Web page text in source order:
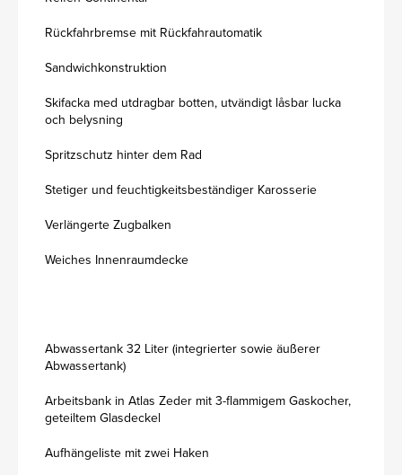
Rückfahrbremse mit Rückfahrautomatik
Sandwichkonstruktion
Skifacka med utdragbar botten, utvändigt låsbar lucka
och belysning
Spritzschutz hinter dem Rad
Stetiger und feuchtigkeitsbeständiger Karosserie
Verlängerte Zugbalken
Weiches Innenraumdecke
Abwassertank 32 Liter (integrierter sowie äußerer
Abwassertank)
Arbeitsbank in Atlas Zeder mit 3-flammigem Gaskocher,
geteiltem Glasdeckel
Aufhängeliste mit zwei Haken